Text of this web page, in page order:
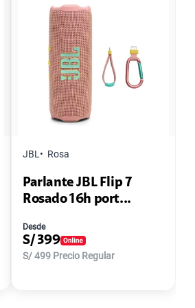
JBL Rosa
Parlante JBL Flip 7
Rosado 16h port...
Desde
S/ 399
S/499 Precio Regular